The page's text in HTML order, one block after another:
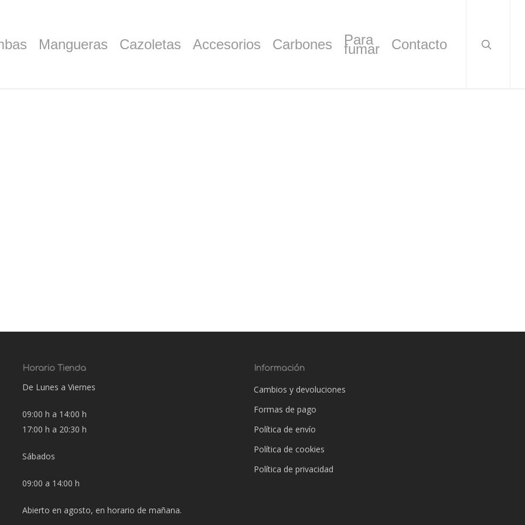
Mangueras Cazoletas Accesorios Carbones Para
fumar Contacto
Horario Tienda
De Lunes a Viernes
09:00 h a 14:00 h
17:00 h a 20:30 h
Sábados
09:00 a 14:00 h
Abierto en agosto, en horario de mañana.
Información
Cambios y devoluciones
Formas de pago
Política de envío
Política de cookies
Política de privacidad